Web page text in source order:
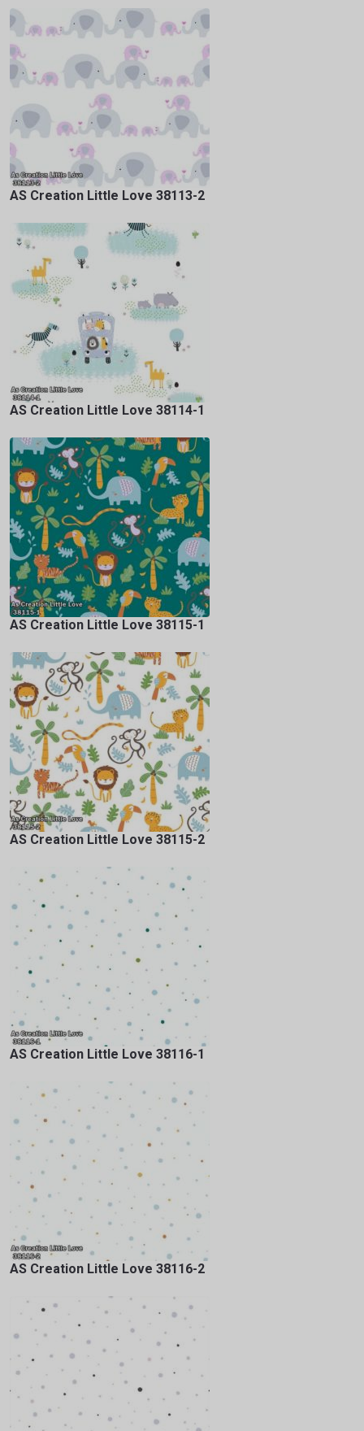
AS Creation Little Love 38113-2
AS Creation Little Love 38114-1
AS Creation Little Love 38115-1
AS Creation Little Love 38115-2
AS Creation Little Love 38116-1
AS Creation Little Love 38116-2